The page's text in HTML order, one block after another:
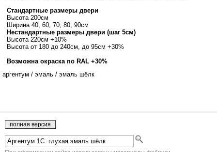
Стандартные размеры двери
Высота 200см
Ширина 40, 60, 70, 80, 90см
Нестандартные размеры двери (шаг 5см)
Высота 220см +10%
Высота от 180 до 240см, до 95см +30%
Возможна окраска по RAL +30%
аргентум / эмаль / эмаль шёлк